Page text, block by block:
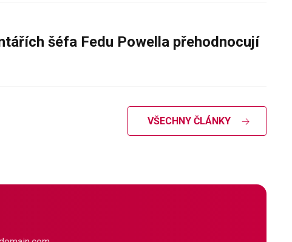
šéfa Fedu Powella přehodnocují
VŠECHNY ČLÁNKY